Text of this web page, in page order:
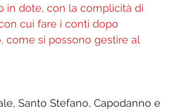
in dote, con la complicità di
cui fare i conti dopo
come si possono gestire al
Santo Stefano, Capodanno e